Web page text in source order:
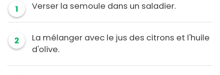
1 Verser la semoule dans un saladier.
2
La mélanger avec le jus des citrons et l'huile
d'olive.